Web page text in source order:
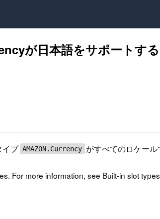
が日本語をサポートす
イプ AMAZON.Currency がすべてのロケール
For more information, see Built-in slot